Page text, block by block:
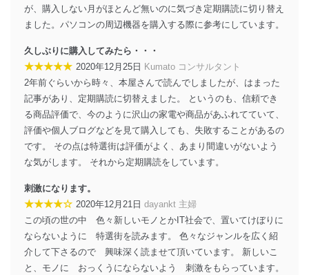
が、購入しない月がほとんど無いのに気づき定期購読に切り替え
ました。パソコンの周辺機器を購入する際に参考にしています。
久しぶりに購入してみたら・・・
★★★★★ 2020年12月25日 Kumato コンサルタント
2年前ぐらいから時々、本屋さんで読んでしましたが、はまった
記事があり、定期購読に切替えました。 というのも、信頼でき
る商品評価で、今のように沢山の家電や商品があふれてていて、
評価や個人ブログなどを見て購入しても、失敗することがあるの
です。 その点は特選街は評価がよく、あまり間違いがないよう
な気がします。 それから定期購読をしています。
刺激になります。
★★★★☆ 2020年12月21日 dayankt 主婦
この頃の世の中 色々新しいモノとかIT社会で、置いてけぼりに
ならないように 特選街を読みます。 色々なジャンルを広く紹
介して下さるので 興味深く読ませて頂いています。 新しいこ
と、モノに おっくうにならないよう 刺激をもらっています。